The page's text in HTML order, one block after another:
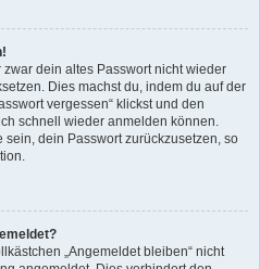
dein altes Passwort nicht wieder
Dies machst du, indem du auf der
vergessen“ klickst und den
schnell wieder anmelden können.
dein Passwort zurückzusetzen, so
„Angemeldet bleiben“ nicht